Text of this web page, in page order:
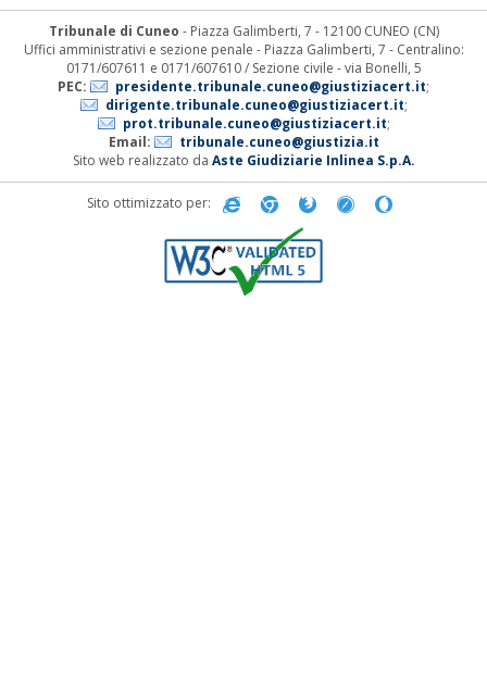
Tribunale di Cuneo - Piazza Galimberti, 7 - 12100 CUNEO (CN)
Uffici amministrativi e sezione penale - Piazza Galimberti, 7 - Centralino:
0171/607611 e 0171/607610 / Sezione civile - via Bonelli, 5
PEC:
presidente.tribunale.cuneo@giustiziacert.it;
dirigente.tribunale.cuneo@giustiziacert.it;
prot.tribunale.cuneo@giustiziacert.it;
Email:
tribunale.cuneo@giustizia.it
Sito web realizzato da Aste Giudiziarie Inlinea S.p.A.
Sito ottimizzato per: